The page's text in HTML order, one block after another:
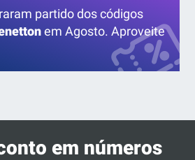
partido dos códigos
em Agosto. Aproveite
em números